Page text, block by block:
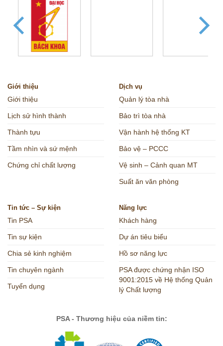
Giới thiệu
Giới thiệu
Lịch sử hình thành
Thành tựu
Tầm nhìn và sứ mệnh
Chứng chỉ chất lượng
Dịch vụ
Quản lý tòa nhà
Bảo trì tòa nhà
Vận hành hệ thống KT
Bảo vệ – PCCC
Vệ sinh – Cảnh quan MT
Suất ăn văn phòng
Tin tức – Sự kiện
Tin PSA
Tin sự kiện
Chia sẻ kinh nghiệm
Tin chuyên ngành
Tuyển dụng
Năng lực
Khách hàng
Dự án tiêu biểu
Hồ sơ năng lực
PSA được chứng nhận ISO
9001:2015 về Hệ thống Quản
lý Chất lượng
PSA - Thương hiệu của niềm tin: